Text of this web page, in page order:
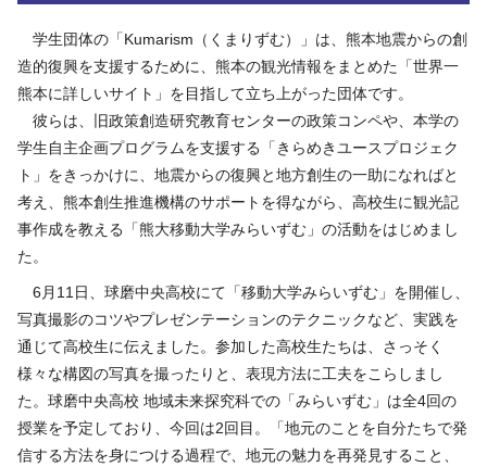
学生団体の「Kumarism（くまりずむ）」は、熊本地震からの創
造的復興を支援するために、熊本の観光情報をまとめた「世界一
熊本に詳しいサイト」を目指して立ち上がった団体です。
彼らは、旧政策創造研究教育センターの政策コンペや、本学の
学生自主企画プログラムを支援する「きらめきユースプロジェク
ト」をきっかけに、地震からの復興と地方創生の一助になればと
考え、熊本創生推進機構のサポートを得ながら、高校生に観光記
事作成を教える「熊大移動大学みらいずむ」の活動をはじめまし
た。
6月11日、球磨中央高校にて「移動大学みらいずむ」を開催し、
写真撮影のコツやプレゼンテーションのテクニックなど、実践を
通じて高校生に伝えました。参加した高校生たちは、さっそく
様々な構図の写真を撮ったりと、表現方法に工夫をこらしまし
た。球磨中央高校 地域未来探究科での「みらいずむ」は全4回の
授業を予定しており、今回は2回目。「地元のことを自分たちで発
信する方法を身につける過程で、地元の魅力を再発見すること、